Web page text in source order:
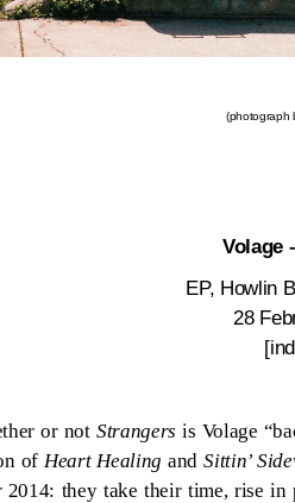
(photograph
Volage
EP, Howlin
28
or not Strangers is Volage
of Heart Healing andSittin’
they take their time, rise in